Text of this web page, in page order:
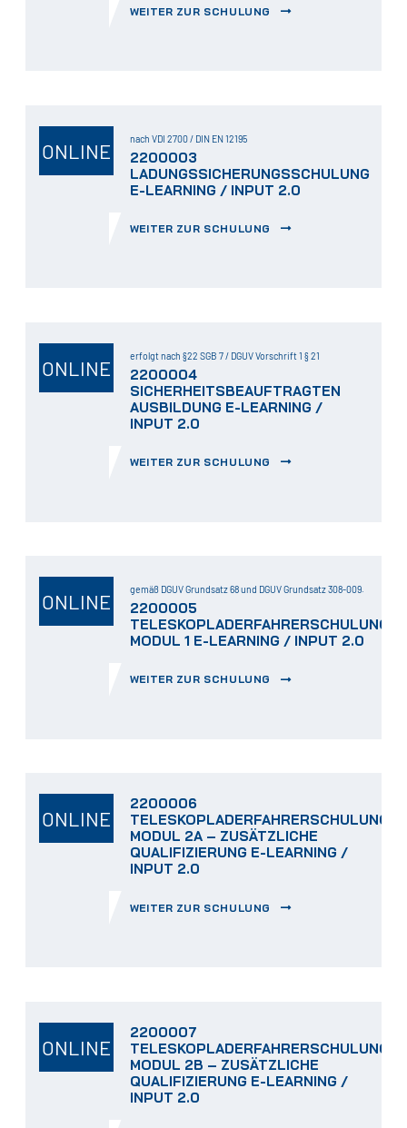
WEITER ZUR SCHULUNG
ONLINE
nach VDI 2700 / DIN EN 12195
2200003
LADUNGSSICHERUNGSSCHULUNG
E-LEARNING / INPUT 2.0
WEITER ZUR SCHULUNG
ONLINE
erfolgt nach §22 SGB 7 / DGUV Vorschrift 1 § 21
2200004
SICHERHEITSBEAUFTRAGTEN
AUSBILDUNG E-LEARNING /
INPUT 2.0
WEITER ZUR SCHULUNG
ONLINE
gemäß DGUV Grundsatz 68 und DGUV Grundsatz 308-009.
2200005
TELESKOPLADERFAHRERSCHULUNG
MODUL 1 E-LEARNING / INPUT 2.0
WEITER ZUR SCHULUNG
ONLINE
2200006
TELESKOPLADERFAHRERSCHULUNG
MODUL 2A – ZUSÄTZLICHE
QUALIFIZIERUNG E-LEARNING /
INPUT 2.0
WEITER ZUR SCHULUNG
ONLINE
2200007
TELESKOPLADERFAHRERSCHULUNG
MODUL 2B – ZUSÄTZLICHE
QUALIFIZIERUNG E-LEARNING /
INPUT 2.0